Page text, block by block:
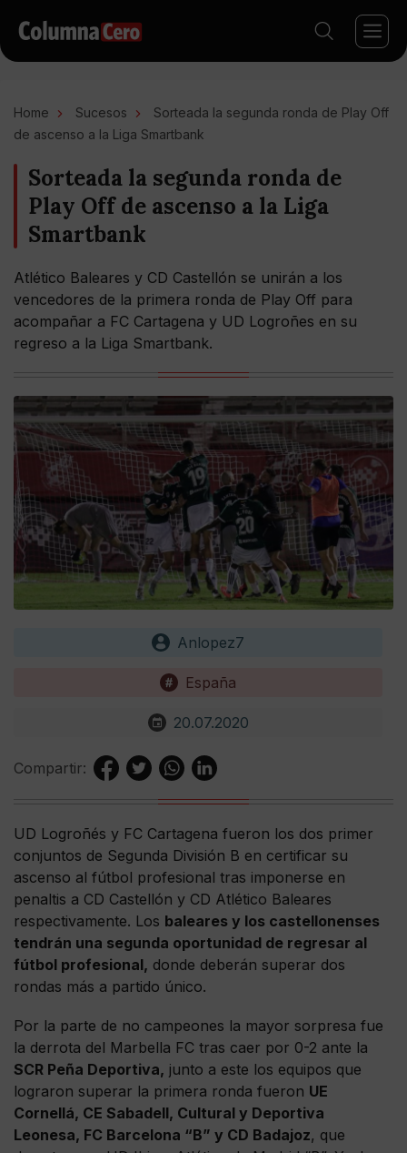
Home Sucesos
Sorteada la segunda ronda de Play Off
de ascenso a la Liga Smartbank
Sorteada la segunda ronda de
Play Off de ascenso a la Liga
Smartbank
Atlético Baleares y CD Castellón se unirán a los
vencedores de la primera ronda de Play Off para
acompañar a FC Cartagena y UD Logroñes en su
regreso a la Liga Smartbank.
Anlopez7
España
20.07.2020
Compartir:
UD Logroñés y FC Cartagena fueron los dos primer
conjuntos de Segunda División B en certificar su
ascenso al fútbol profesional tras imponerse en
penaltis a CD Castellón y CD Atlético Baleares
respectivamente. Los baleares y los castellonenses
tendrán una segunda oportunidad de regresar al
fútbol profesional, donde deberán superar dos
rondas más a partido único.
Por la parte de no campeones la mayor sorpresa fue
la derrota del Marbella FC tras caer por 0-2 ante la
SCR Peña Deportiva, junto a este los equipos que
lograron superar la primera ronda fueron UE
Cornellá, CE Sabadell, Cultural y Deportiva
Leonesa, FC Barcelona “B” y CD Badajoz, que